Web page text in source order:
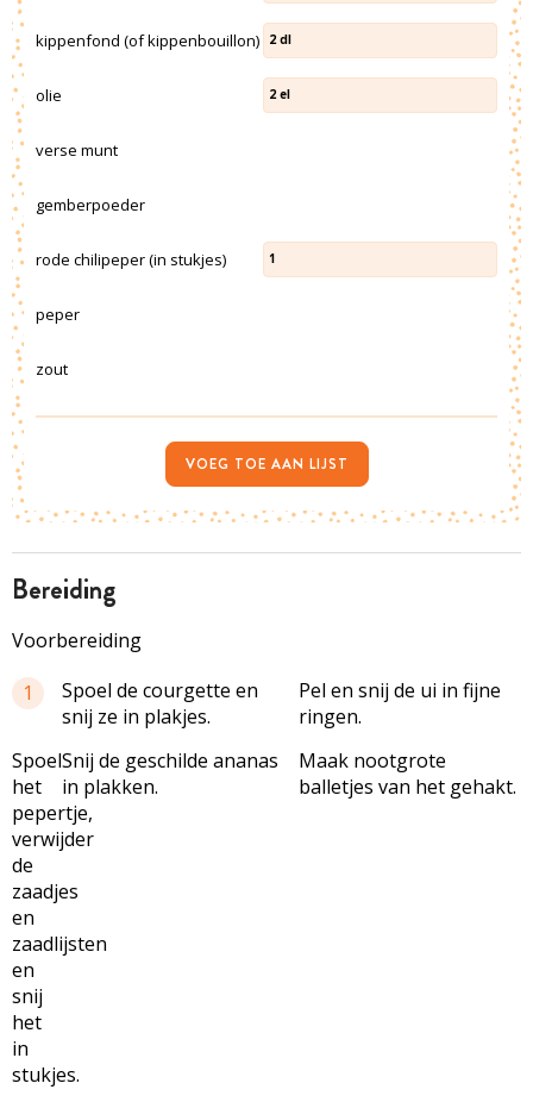
bereiding
Voorbereiding
1
Spoel de courgette en
snij ze in plakjes.
Pel en snij de ui in fijne
ringen.
Spoel
het
pepertje,
verwijder
de
zaadjes
en
zaadlijsten
en
snij
het
in
stukjes.
Snij de geschilde ananas
in plakken.
Maak nootgrote
balletjes van het gehakt.
kippenfond (of kippenbouillon) 2 dl
olie 2 el
verse munt
gemberpoeder
rode chilipeper (in stukjes) 1
peper
zout
VOEG TOE AAN LIJST